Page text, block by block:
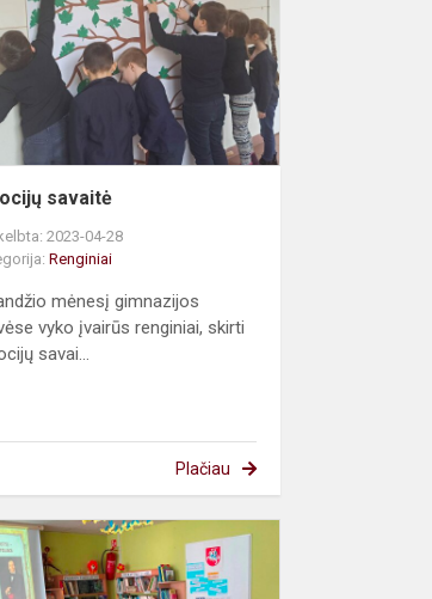
savaitė
2023-04-28
Renginiai
mėnesį gimnazijos
vyko įvairūs renginiai, skirti
savai...
Plačiau